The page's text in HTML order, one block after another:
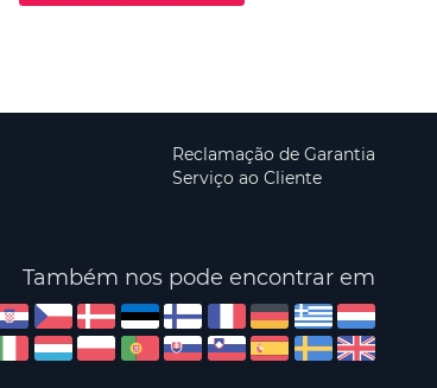
Reclamação de Garantia
Serviço ao Cliente
Também nos pode encontrar em